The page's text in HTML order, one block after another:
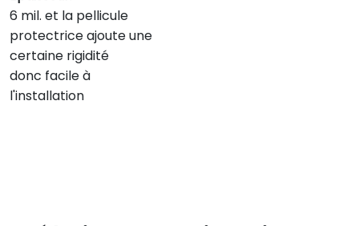
6 mil. et la pellicule
protectrice ajoute une
certaine rigidité
donc facile à
l'installation